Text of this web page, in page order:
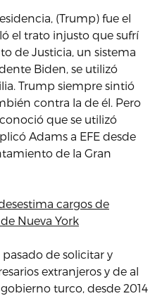
(Trump) fue el
el trato injusto que sufrí
de Justicia, un sistema
Biden, se utilizó
Trump siempre sintió
contra la de él. Pero
que se utilizó
Adams a EFE desde
de la Gran
cargos de
Nueva York
de solicitar y
extranjeros y de al
turco, desde 2014